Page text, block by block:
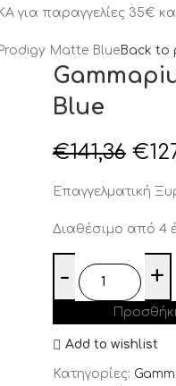
παραγγελίες 35€
Matte Blue Back to
Blue
€141,36 €
Επαγγελματική
Διαθέσιμο από 4
Add to wishlist
Κατηγορίες: